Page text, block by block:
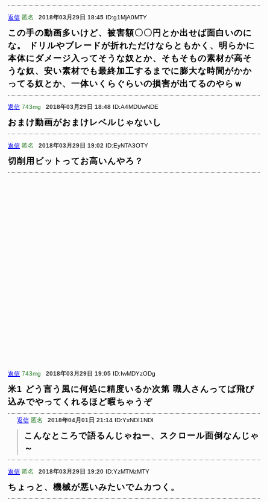
返信 匿名 2018年03月29日 18:45 ID:g1MjA0MTY
この手の動画多いけど、被害額〇〇円とか出せば面白いのに
な。
ドリルやブレードが折れただけならともかく、明らかに
本体にダメージ入ってそうな奴とか、そもそもの素材が高そ
うな奴、安い素材でも最終加工するまでに膨大な時間がかか
ってる奴とか、一体いくらぐらいの損害が出てるのやらｗ
返信 743mg 2018年03月29日 18:48 ID:A4MDUwNDE
おまけ動画がおまけレベルじゃないし
返信 匿名 2018年03月29日 19:02 ID:EyNTA3OTY
切削用ビットってお高いんやろ？
返信 743mg 2018年03月29日 19:05 ID:IwMDYzODg
米1 どう言う風に何処に精度いるか次第 職人さんってば飛び
込みでやってくれるほど暇ちゃうぞ
返信 匿名 2018年04月01日 21:14 ID:YxNDI1NDI
こんなところで語るんじゃねー、スクロール面倒なんじゃ
～
返信 匿名 2018年03月29日 19:20 ID:YzMTMzMTY
ちょっと、機械が悪いみたいでムカつく。